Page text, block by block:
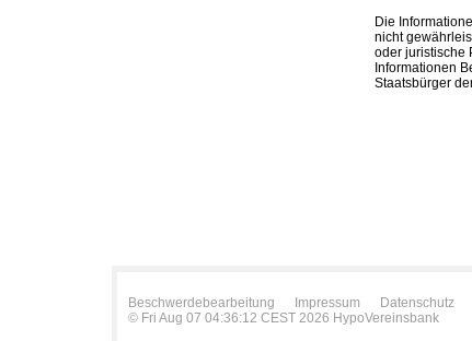
Die
nicht
oder juristische
Informationen
Staatsbürger
Beschwerdebearbeitung Impressum Datenschutz
© Fri Aug 07 04:36:12 CEST 2026 HypoVereinsbank